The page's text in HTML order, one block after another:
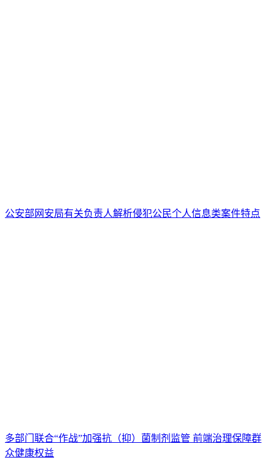
公安部网安局有关负责人解析侵犯公民个人信息类案件特点
多部门联合“作战”加强抗（抑）菌制剂监管 前端治理保障群
众健康权益